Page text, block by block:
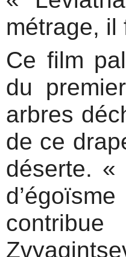
métrage, il
Ce film
du
arbres
de ce
déserte. «